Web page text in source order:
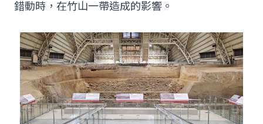
錯動時，在竹山一帶造成的影響。